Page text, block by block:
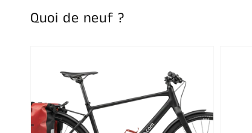
Quoi de neuf ?